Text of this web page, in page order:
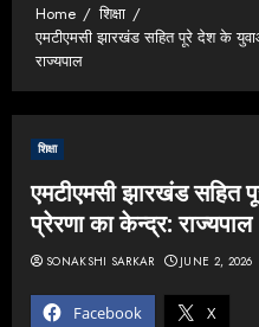
Home
शिक्षा
एमटीएमसी झारखंड सहित पूरे देश के
राज्यपाल
शिक्षा
एमटीएमसी झारखंड सहित
प्रेरणा का केन्द्र: राज्यपाल
Facebook X
SONAKSHI SARKAR JUNE 2, 2026